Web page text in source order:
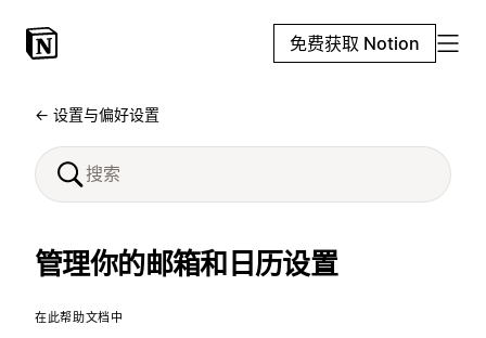
免费获取 Notion
← 设置与偏好设置
管理你的邮箱和日历设置
在此帮助文档中